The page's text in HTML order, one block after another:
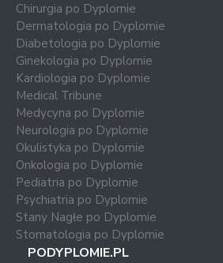
Chirurgia po Dyplomie
Dermatologia po Dyplomie
Diabetologia po Dyplomie
Ginekologia po Dyplomie
Kardiologia po Dyplomie
Medical Tribune
Medycyna po Dyplomie
Neurologia po Dyplomie
Okulistyka po Dyplomie
Onkologia po Dyplomie
Pediatria po Dyplomie
Psychiatria po Dyplomie
Stany Nagłe po Dyplomie
Stomatologia po Dyplomie
PODYPLOMIE.PL